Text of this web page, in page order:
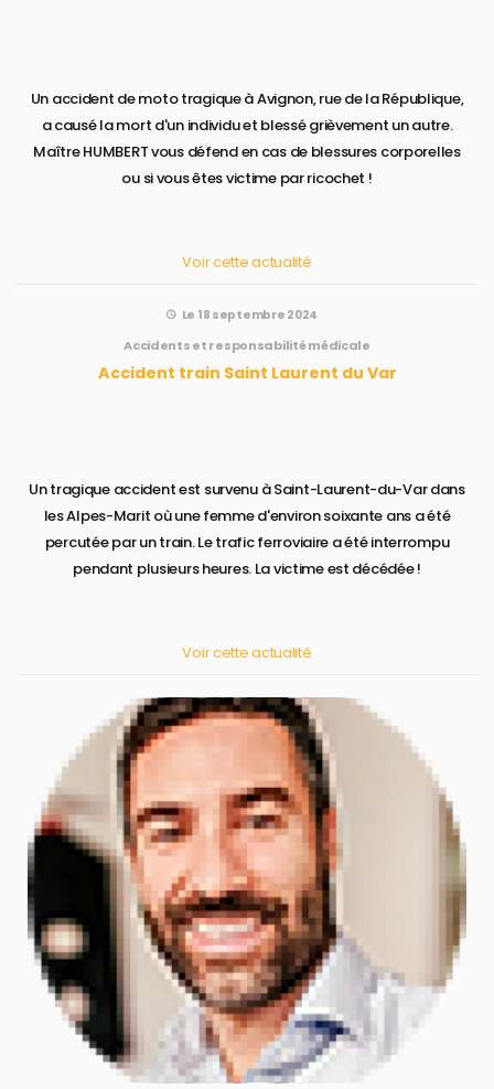
Un accident de moto tragique à Avignon, rue de la République,
a causé la mort d'un individu et blessé grièvement un autre.
Maître HUMBERT vous défend en cas de blessures corporelles
ou si vous êtes victime par ricochet !
Voir cette actualité
Le 18 septembre 2024
Accidents et responsabilité médicale
Accident train Saint Laurent du Var
Un tragique accident est survenu à Saint-Laurent-du-Var dans
les Alpes-Marit où une femme d'environ soixante ans a été
percutée par un train. Le trafic ferroviaire a été interrompu
pendant plusieurs heures. La victime est décédée !
Voir cette actualité